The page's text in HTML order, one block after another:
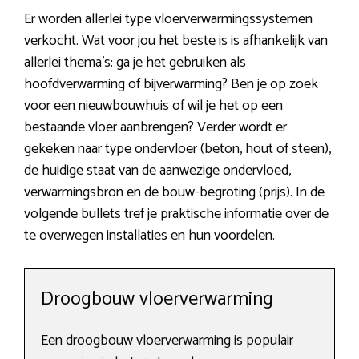
Er worden allerlei type vloerverwarmingssystemen
verkocht. Wat voor jou het beste is is afhankelijk van
allerlei thema’s: ga je het gebruiken als
hoofdverwarming of bijverwarming? Ben je op zoek
voor een nieuwbouwhuis of wil je het op een
bestaande vloer aanbrengen? Verder wordt er
gekeken naar type ondervloer (beton, hout of steen),
de huidige staat van de aanwezige ondervloed,
verwarmingsbron en de bouw-begroting (prijs). In de
volgende bullets tref je praktische informatie over de
te overwegen installaties en hun voordelen.
Droogbouw vloerverwarming
Een droogbouw vloerverwarming is populair